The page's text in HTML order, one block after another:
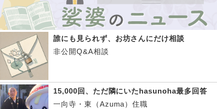
誰にも見られず、お坊さんにだけ相談
非公開Q&A相談
15,000回、ただ隣にいたhasunoha最多回答
一向寺・東（Azuma）住職